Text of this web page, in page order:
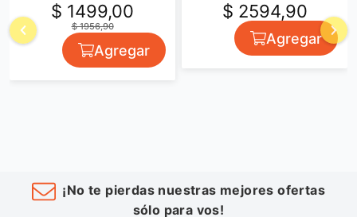
$ 1499,00
$ 1956,90
Agregar
$ 2594,90
Agregar
¡No te pierdas nuestras mejores ofertas
sólo para vos!